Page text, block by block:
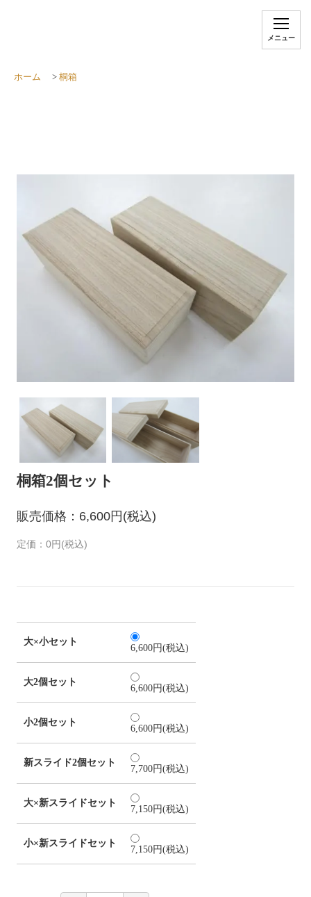
メニュー
ホーム > 桐箱
桐箱2個セット
販売価格：6,600円(税込)
定価：0円(税込)
大×小セット
6,600円(税込)
大2個セット
6,600円(税込)
小2個セット
6,600円(税込)
新スライド2個セット
7,700円(税込)
大×新スライドセット
7,150円(税込)
小×新スライドセット
7,150円(税込)